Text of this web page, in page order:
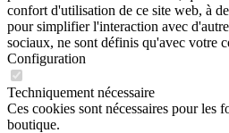
confort d'utilisation de ce site web, à
pour simplifier l'interaction avec
sociaux, ne sont définis qu'avec votre
Configuration
Techniquement nécessaire
Ces cookies sont nécessaires pour les
boutique.